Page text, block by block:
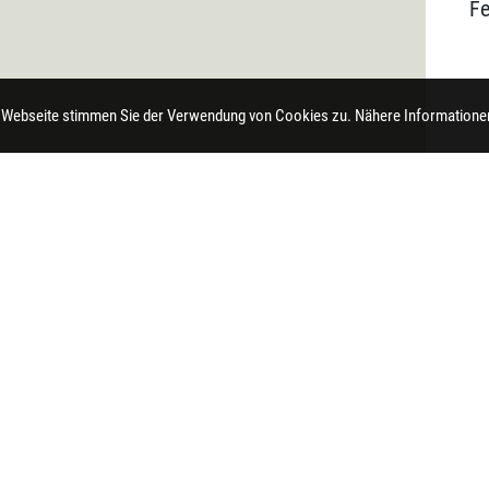
stimmen Sie der Verwendung von Cookies zu. Nähere